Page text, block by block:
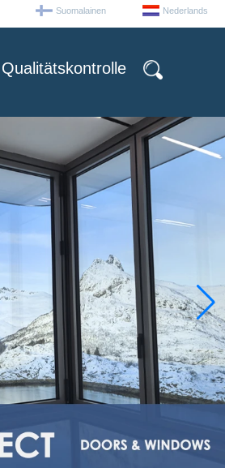
Suomalainen Nederlands
Qualitätskontrolle